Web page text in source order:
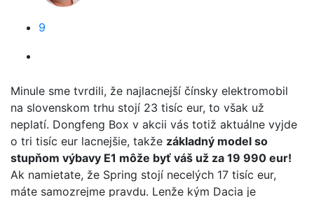
9
Minule sme tvrdili, že najlacnejší čínsky elektromobil
na slovenskom trhu stojí 23 tisíc eur, to však už
neplatí. Dongfeng Box v akcii vás totiž aktuálne vyjde
o tri tisíc eur lacnejšie, takže základný model so
stupňom výbavy E1 môže byť váš už za 19 990 eur!
Ak namietate, že Spring stojí necelých 17 tisíc eur,
máte samozrejme pravdu. Lenže kým Dacia je